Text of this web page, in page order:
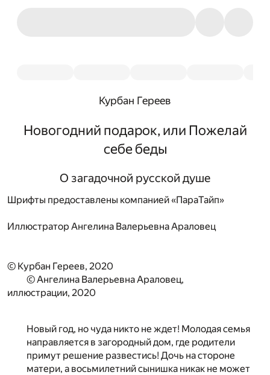
Курбан Гереев
Новогодний подарок, или Пожелай
себе беды
О загадочной русской душе
Шрифты предоставлены компанией «ПараТайп»
Иллюстратор Ангелина Валерьевна Араловец
© Курбан Гереев, 2020
© Ангелина Валерьевна Араловец,
иллюстрации, 2020
Новый год, но чуда никто не ждет! Молодая семья
направляется в загородный дом, где родители
примут решение развестись! Дочь на стороне
матери, а восьмилетний сынишка никак не может